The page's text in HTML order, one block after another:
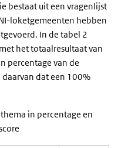
bestaat uit een vragenlijst
loketgemeenten hebben
In de tabel 2
het totaalresultaat van
percentage van de
dat een 100%
in percentage en